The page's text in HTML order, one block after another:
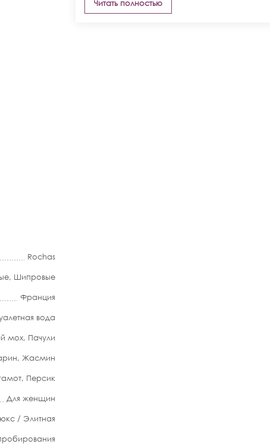
Rochas
, Шипровые
Франция
вода
мох, Пачули
, Жасмин
, Персик
Для женщин
/ Элитная
Читать полностью